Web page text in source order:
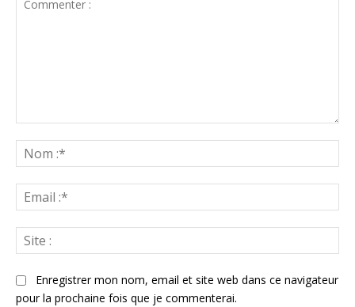
:*
:*
:
Enregistrer mon nom, email et site web dans ce navigateur
pour la prochaine fois que je commenterai.